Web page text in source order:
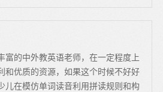
富的中外教英语老师，在一定程度上
和优质的资源，如果这个时候不好好
儿在模仿单词读音利用拼读规则和构